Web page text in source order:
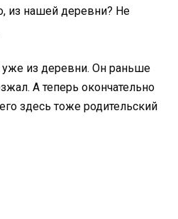
из нашей деревни? Не
уже из деревни. Он раньше
А теперь окончательно
здесь тоже родительский